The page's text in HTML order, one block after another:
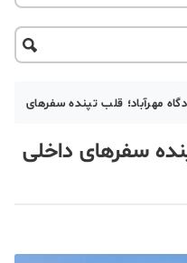
حقوقی
آکادمی
مهرآباد؛ قلب تپنده سفرهای
سفرهای داخلی